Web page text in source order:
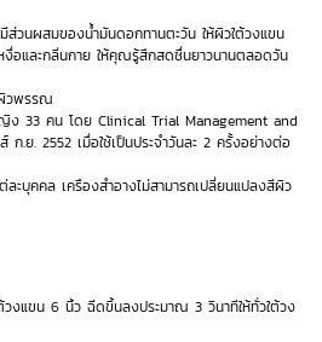
วนผสมของน้ำมันดอกทานตะวัน ให้ผิวใต้วงแขน
งื่อและกลิ่นกาย ให้คุณรู้สึกสดชื่นยาวนานตลอดวัน
วพรรณ
ง 33 คน โดย Clinical Trial Management and
.ย. 2552 เมื่อใช้เป็นประจำวันละ 2 ครั้งอย่างต่อ
บุคคล เครืองสำอางไม่สามารถเปลี่ยนแปลงสีผิว
วงแขน 6 นิ้ว ฉีดขึ้นลงประมาณ 3 วินาทีให้ทั่วใต้วง